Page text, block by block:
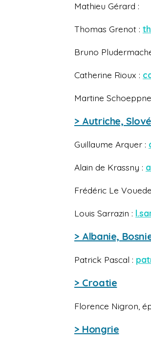
Mathieu Gérard :
Thomas Grenot :
Bruno
Catherine Rioux :
Martine
> Autriche,
Guillaume Arquer :
Alain de Krassny :
Frédéric Le
Louis Sarrazin :
> Albanie,
Patrick Pascal :
> Croatie
Florence Nigron,
> Hongrie